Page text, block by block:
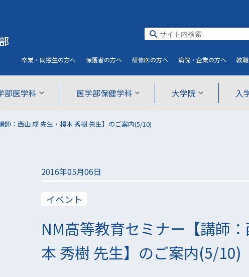
部医学科 医学部保健学科 大学院 入
卒業・同窓生の方へ 保護者の方へ 研修医の方へ 病院・企業の方へ 教
師：西山 成 先生・榎本 秀樹 先生】のご案内(5/10)
2016年05月06日
イベント
NM高等教育セミナー【講師
本 秀樹 先生】のご案内(5/10)